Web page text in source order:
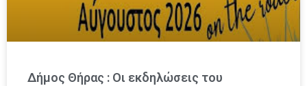
Δήμος Θήρας : Οι εκδηλώσεις του